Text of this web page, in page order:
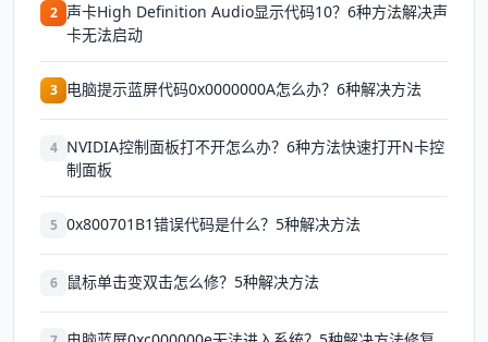
2 声卡High Definition Audio显示代码10？6种方法解决声
卡无法启动
3 电脑提示蓝屏代码0x0000000A怎么办？6种解决方法
4 NVIDIA控制面板打不开怎么办？6种方法快速打开N卡控
制面板
5 0x800701B1错误代码是什么？5种解决方法
6 鼠标单击变双击怎么修？5种解决方法